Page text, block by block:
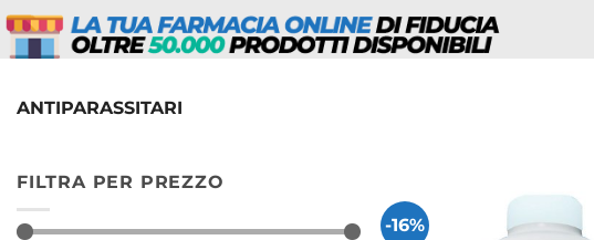
ANTIPARASSITARI
FILTRA PER PREZZO
-16%